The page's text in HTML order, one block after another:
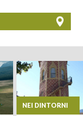
NEI DINTORNI